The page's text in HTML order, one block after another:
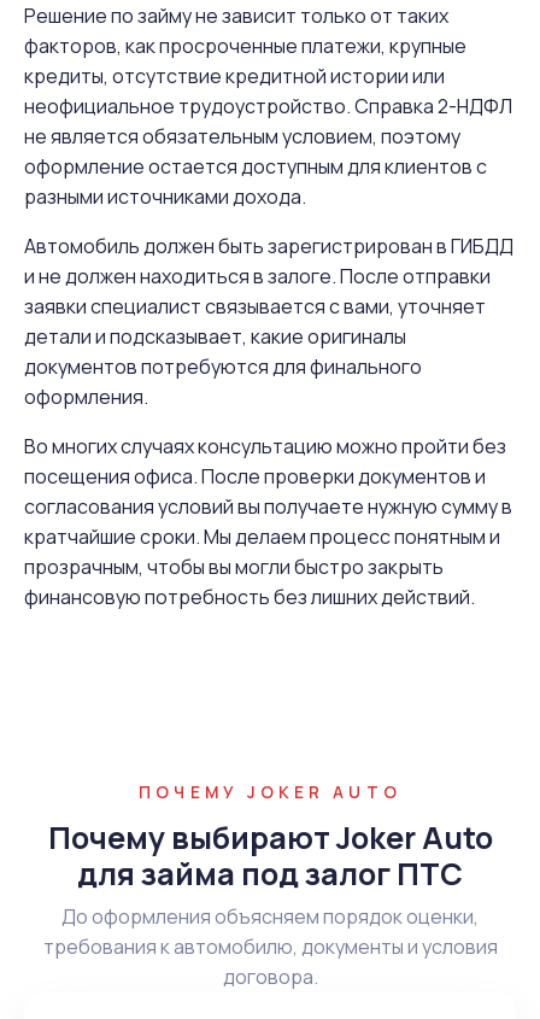
Решение по займу не зависит только от таких
факторов, как просроченные платежи, крупные
кредиты, отсутствие кредитной истории или
неофициальное трудоустройство. Справка 2-НДФЛ
не является обязательным условием, поэтому
оформление остается доступным для клиентов с
разными источниками дохода.
Автомобиль должен быть зарегистрирован в ГИБДД
и не должен находиться в залоге. После отправки
заявки специалист связывается с вами, уточняет
детали и подсказывает, какие оригиналы
документов потребуются для финального
оформления.
Во многих случаях консультацию можно пройти без
посещения офиса. После проверки документов и
согласования условий вы получаете нужную сумму в
кратчайшие сроки. Мы делаем процесс понятным и
прозрачным, чтобы вы могли быстро закрыть
финансовую потребность без лишних действий.
ПОЧЕМУ JOKER AUTO
Почему выбирают Joker Auto
для займа под залог ПТС
До оформления объясняем порядок оценки,
требования к автомобилю, документы и условия
договора.